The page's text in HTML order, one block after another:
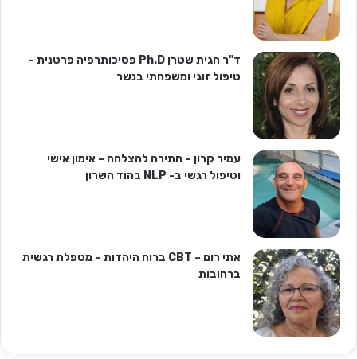
ד"ר חגית שטרן Ph.D פסיכותרפיה פרטנית –
טיפול זוגי ומשפחתי בנשר
עמיר קרון – חתירה להצלחה – אימון אישי
וטיפול רגשי ב- NLP בהוד השרון
אתי רום – CBT ברוח היהדות – מטפלת רגשית
ברחובות